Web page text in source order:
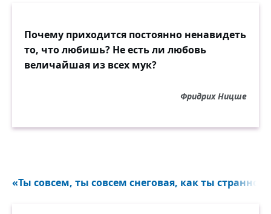
Почему приходится постоянно ненавидеть
то, что любишь? Не есть ли любовь
величайшая из всех мук?
Фридрих Ницше
«Ты совсем, ты совсем снеговая, как ты странно